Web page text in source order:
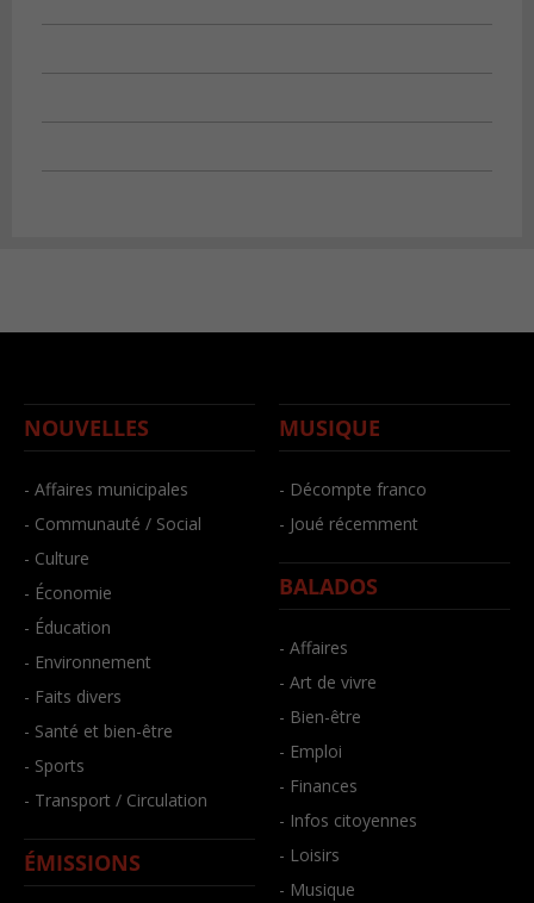
NOUVELLES
- Affaires municipales
- Communauté / Social
- Culture
- Économie
- Éducation
- Environnement
- Faits divers
- Santé et bien-être
- Sports
- Transport / Circulation
ÉMISSIONS
MUSIQUE
- Décompte franco
- Joué récemment
BALADOS
- Affaires
- Art de vivre
- Bien-être
- Emploi
- Finances
- Infos citoyennes
- Loisirs
- Musique